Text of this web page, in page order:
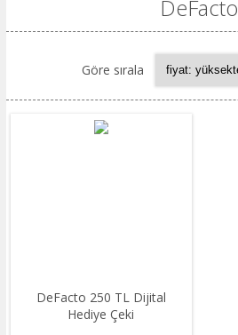
DeFacto
Göre sırala
DeFacto 250 TL Dijital
Hediye Çeki